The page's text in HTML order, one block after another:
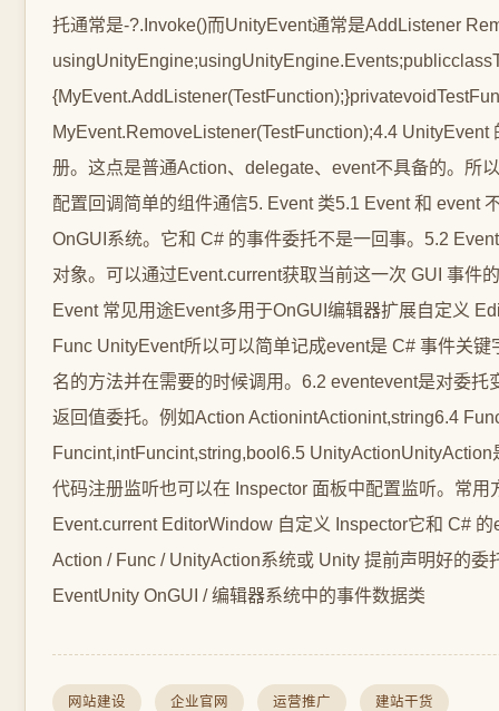
托通常是-?.Invoke()而UnityEvent通常是AddListener
MyEvent.RemoveListener(TestFunction);4.4
册。这点是普通Action、delegate、event不具备的。所
配置回调简单的组件通信5. Event 类5.1 Event 和 event
OnGUI系统。它和 C# 的事件委托不是一回事。5.2
对象。可以通过Event.current获取当前这一次 GUI 事件
Event 常见用途Event多用于OnGUI编辑器扩展自定义
Func UnityEvent所以可以简单记成event是 C# 事件关
名的方法并在需要的时候调用。6.2 eventevent是对委
返回值委托。例如Action ActionintActionint,string6.4
Funcint,intFuncint,string,bool6.5
代码注册监听也可以在 Inspector 面板中配置监听。常
Event.current EditorWindow 自定义 Inspector它和 C#
Action / Func / UnityAction系统或 Unity 提前声明好的
EventUnity OnGUI / 编辑器系统中的事件数据类
网站建设 企业官网 运营推广 建站干货